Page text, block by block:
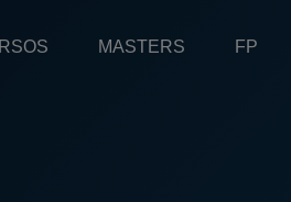
MASTERS FP